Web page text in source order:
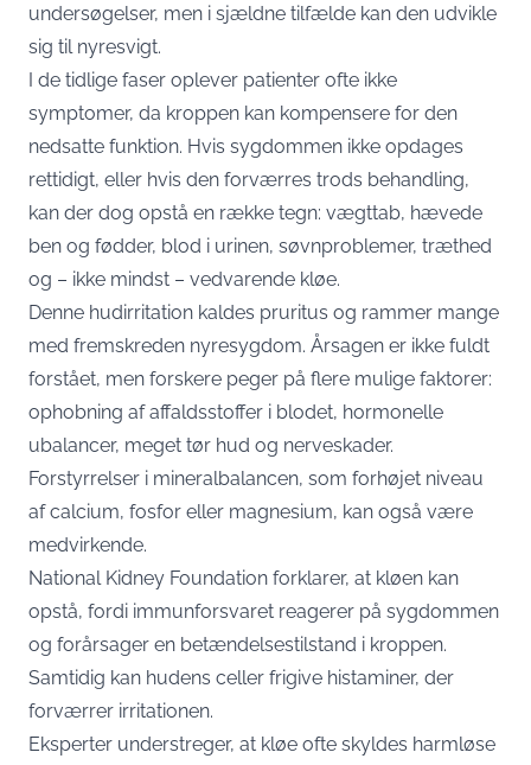
undersøgelser, men i sjældne tilfælde kan den udvikle
sig til nyresvigt.
I de tidlige faser oplever patienter ofte ikke
symptomer, da kroppen kan kompensere for den
nedsatte funktion. Hvis sygdommen ikke opdages
rettidigt, eller hvis den forværres trods behandling,
kan der dog opstå en række tegn: vægttab, hævede
ben og fødder, blod i urinen, søvnproblemer, træthed
og – ikke mindst – vedvarende kløe.
Denne hudirritation kaldes pruritus og rammer mange
med fremskreden nyresygdom. Årsagen er ikke fuldt
forstået, men forskere peger på flere mulige faktorer:
ophobning af affaldsstoffer i blodet, hormonelle
ubalancer, meget tør hud og nerveskader.
Forstyrrelser i mineralbalancen, som forhøjet niveau
af calcium, fosfor eller magnesium, kan også være
medvirkende.
National Kidney Foundation forklarer, at kløen kan
opstå, fordi immunforsvaret reagerer på sygdommen
og forårsager en betændelsestilstand i kroppen.
Samtidig kan hudens celler frigive histaminer, der
forværrer irritationen.
Eksperter understreger, at kløe ofte skyldes harmløse